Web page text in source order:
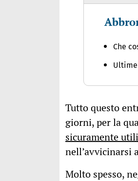
Che
Tutto questo
giorni, per la
sicuramente utili
nell’avvicinarsi
Molto spesso,